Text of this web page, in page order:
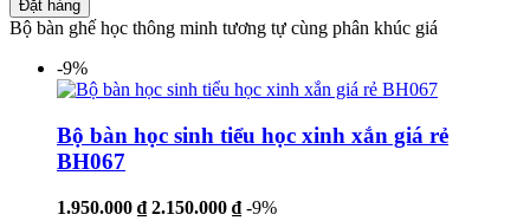
Đặt hàng
Bộ bàn ghế học thông minh tương tự cùng phân khúc giá
-9%
Bộ bàn học sinh tiểu học xinh xắn giá rẻ
BH067
1.950.000 ₫ 2.150.000 ₫ -9%